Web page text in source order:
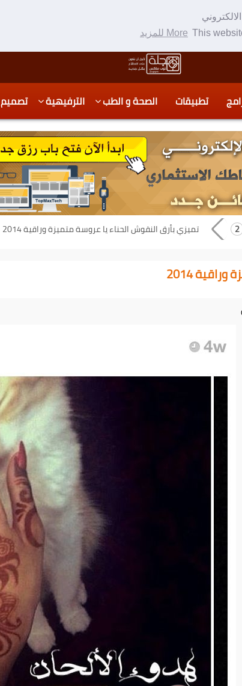
This More للمزيد
تطبيقات الصحة و الطب الترفيهية تصميم
تميزي بأرق النقوش الحناء يا عروسة متميزة وراقية 2014
2014